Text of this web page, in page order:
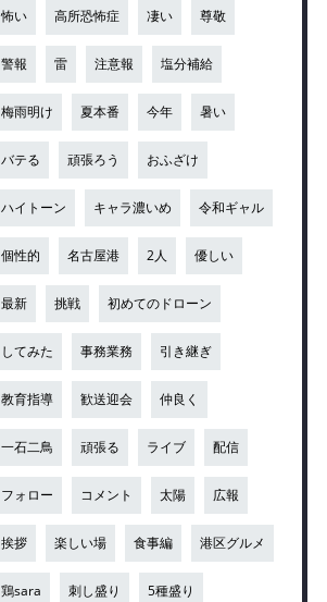
怖い 高所恐怖症 凄い 尊敬
警報 雷 注意報 塩分補給
梅雨明け 夏本番 今年 暑い
バテる 頑張ろう おふざけ
ハイトーン キャラ濃いめ 令和ギャル
個性的 名古屋港 2人 優しい
最新 挑戦 初めてのドローン
してみた 事務業務 引き継ぎ
教育指導 歓送迎会 仲良く
一石二鳥 頑張る ライブ 配信
フォロー コメント 太陽 広報
挨拶 楽しい場 食事編 港区グルメ
鶏sara 刺し盛り 5種盛り